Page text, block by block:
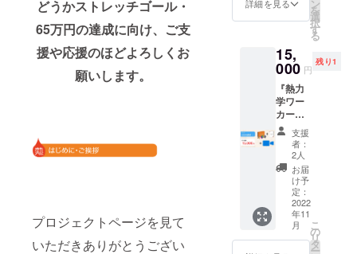
どうかストレッチゴール・
65万円の達成に向け、ご支
援や応援のほどよろしくお
願いします。
プロジェクトページを見て
いただきありがとうござい
と ・
（任
発者に
聞きた
いこと
※送料・
消費税
込みの
価格で
す。 ※
応援
メッ
セージ
CAMPF
IRE内
メッ
ワー
カーズ
拡張
セッ
ト』１
セット
・『有
機大富
豪』１
セット
※送料・
消費税
込みの
価格で
す。
ます。
【リ
内容】
・『熱
力学
ワー
カー
ズ』２
セット
※送料・
消費税
込みの
価格で
す。
詳細を見る ン
を
選
択
す
る
15,
000 円
残り1
『熱力
学ワー
カー
ズ』
『有機
大富
豪』各
１セッ
トに加
え、東
大生の
開発者
と勉強
支援
者：
2人
お届
け予
定：
2022
年11
月
こ
の
リ
タ
ー